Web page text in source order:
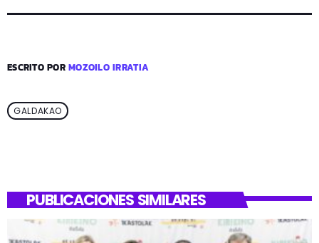
ESCRITO PORMOZOILO IRRATIA
GALDAKAO
PUBLICACIONES SIMILARES